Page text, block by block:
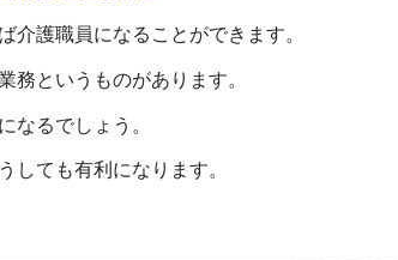
介護職員になることができます。
務というものがあります。
なるでしょう。
しても有利になります。